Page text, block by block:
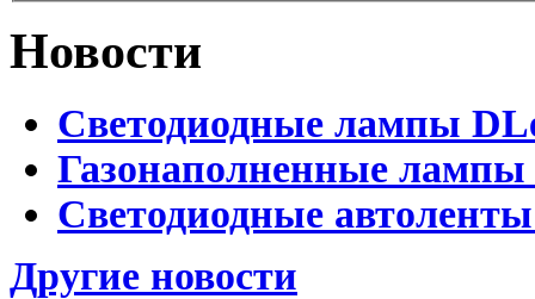
Новости
Светодиодные лампы
Газонаполненные
Светодиодные
Другие новости